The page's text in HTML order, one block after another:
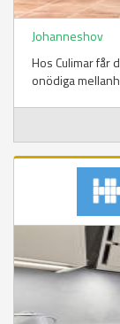
Johanneshov
Hos Culimar får
onödiga